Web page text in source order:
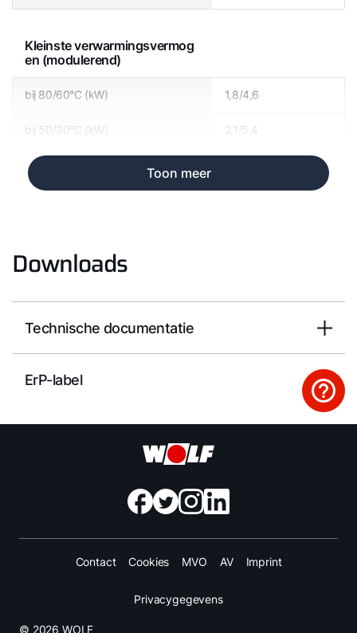
Kleinste verwarmingsvermog
en (modulerend)
bij 80/60°C (kW) 1,8/4,6
bij 50/30°C (kW) 2,1/5,4
Toon meer
Downloads
Technische documentatie
ErP-label
© 2026 WOLF
Contact Cookies MVO AV Imprint
Privacygegevens